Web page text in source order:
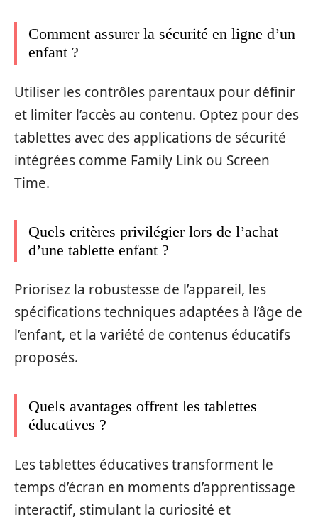
Comment assurer la sécurité en ligne d’un
enfant ?
Utiliser les contrôles parentaux pour définir
et limiter l’accès au contenu. Optez pour des
tablettes avec des applications de sécurité
intégrées comme Family Link ou Screen
Time.
Quels critères privilégier lors de l’achat
d’une tablette enfant ?
Priorisez la robustesse de l’appareil, les
spécifications techniques adaptées à l’âge de
l’enfant, et la variété de contenus éducatifs
proposés.
Quels avantages offrent les tablettes
éducatives ?
Les tablettes éducatives transforment le
temps d’écran en moments d’apprentissage
interactif, stimulant la curiosité et